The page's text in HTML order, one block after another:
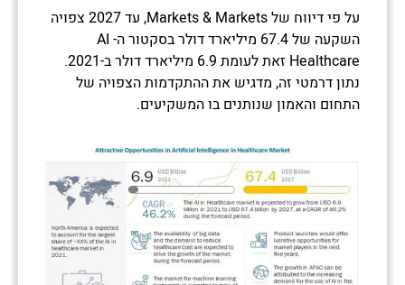
על פי דיווח של Markets & Markets, עד 2027 צפויה
השקעה של 67.4 מיליארד דולר בסקטור ה- AI
Healthcare זאת לעומת 6.9 מיליארד דולר ב-2021.
נתון דרמטי זה, מדגיש את ההתקדמות הצפויה של
התחום והאמון שנותנים בו המשקיעים.